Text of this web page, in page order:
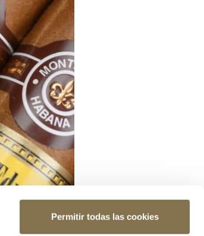
Permitir todas las cookies